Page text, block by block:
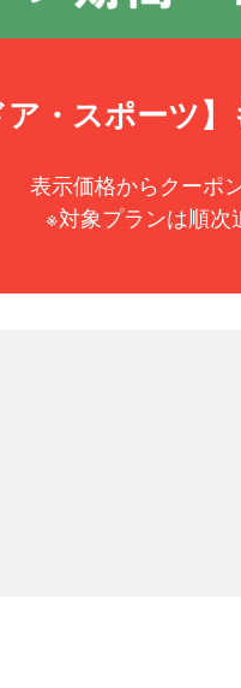
ア・スポーツ
表示価格からクーポ
※対象プランは順次